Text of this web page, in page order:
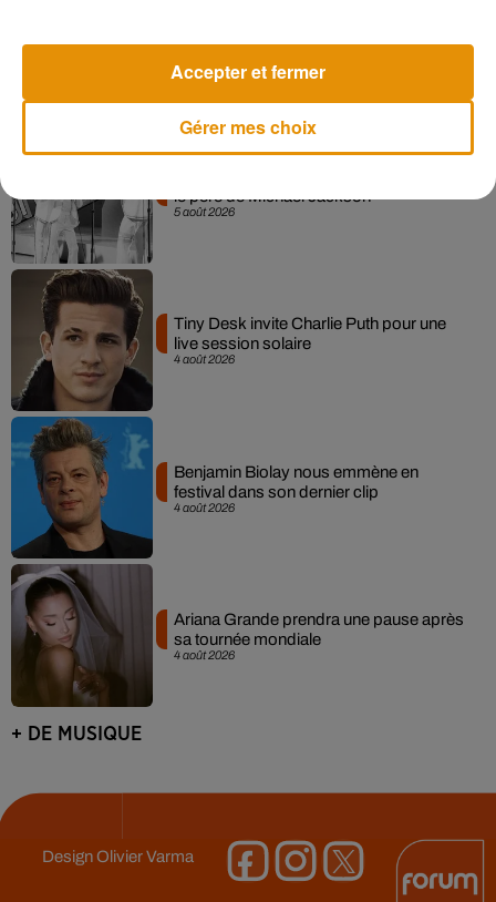
6 août 2026
interprétée lors des...
5 août 2026
le père de Michael Jackson
4 août 2026
Tiny Desk invite Charlie Puth pour une
live session solaire
4 août 2026
Benjamin Biolay nous emmène en
festival dans son dernier clip
4 août 2026
Ariana Grande prendra une pause après
sa tournée mondiale
+ DE MUSIQUE
DesignOlivier Varma
Gérer mes choix
Accepter et fermer